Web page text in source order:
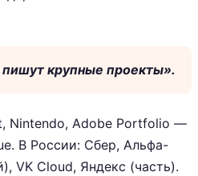
крупные проекты».
Nintendo, Adobe Portfolio —
В России: Сбер, Альфа-
VK Cloud, Яндекс (часть).